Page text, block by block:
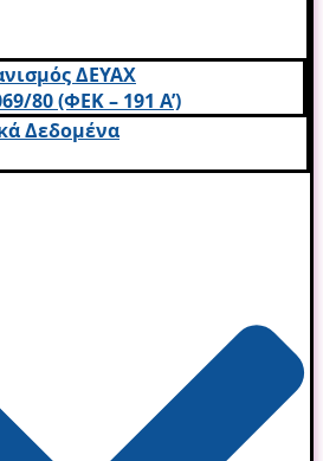
ΔΕΥΑΧ
80 (ΦΕΚ – 191 Α’)
Δεδομένα